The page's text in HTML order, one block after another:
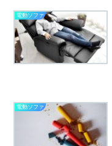
電動ソファ
電動ソファ